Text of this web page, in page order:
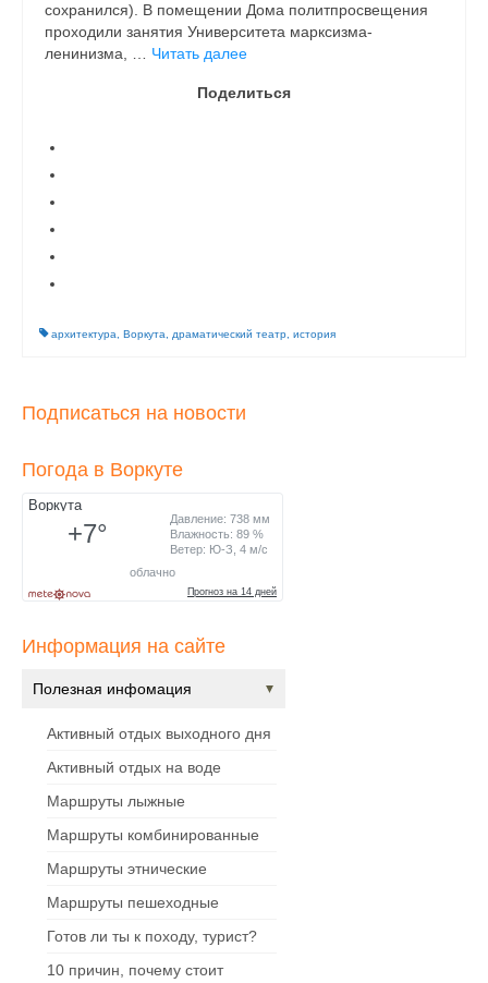
сохранился). В помещении Дома политпросвещения
проходили занятия Университета марксизма-
ленинизма, … Читать далее
Поделиться
архитектура Воркута драматический театр история
Подписаться на новости
Погода в Воркуте
Информация на сайте
Полезная инфомация
Активный отдых выходного дня
Активный отдых на воде
Маршруты лыжные
Маршруты комбинированные
Маршруты этнические
Маршруты пешеходные
Готов ли ты к походу, турист?
10 причин, почему стоит